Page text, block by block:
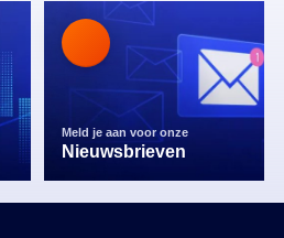
Meld je aan voor onze
Nieuwsbrieven